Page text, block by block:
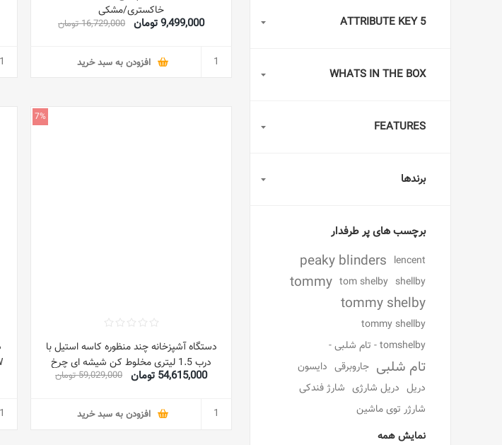
خاکستری/مشکی
9,499,000 تومان 16,729,000 تومان
افزودن به سبد خرید
7%
دستگاه آشپزخانه چند منظوره کاسه استیل با
درب 1.5 لیتری مخلوط کن شیشه ای چرخ
گوشت 6 سرعته کنترل میکسر برقی آشپزخانه
GSM43044 نقره ای
54,615,000 تومان 59,029,000 تومان
افزودن به سبد خرید
ATTRIBUTE KEY 5
WHATS IN THE BOX
FEATURES
برندها
برچسب های پر طرفدار
lencent
peaky blinders
shellby
tom shelby
tommy
tommy shelby
tommy shellby
tomshelby - تام شلبی -
تام شلبی جاروبرقی دایسون
دریل دریل شارژی شارژ فندکی
شارژر توی ماشین
نمایش همه